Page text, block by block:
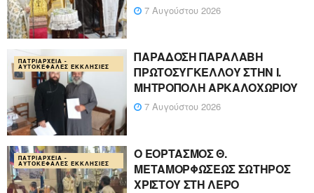
7 Αυγούστου 2026
ΠΑΤΡΙΑΡΧΕΊΑ -
ΑΥΤΟΚΈΦΑΛΕΣ ΕΚΚΛΗΣΊΕΣ
ΠΑΡΑΔΟΣΗ ΠΑΡΑΛΑΒΗ
ΠΡΩΤΟΣΥΓΚΕΛΛΟΥ ΣΤΗΝ Ι.
ΜΗΤΡΟΠΟΛΗ ΑΡΚΑΛΟΧΩΡΙΟΥ
7 Αυγούστου 2026
ΠΑΤΡΙΑΡΧΕΊΑ -
ΑΥΤΟΚΈΦΑΛΕΣ ΕΚΚΛΗΣΊΕΣ
Ο ΕΟΡΤΑΣΜΟΣ Θ.
ΜΕΤΑΜΟΡΦΩΣΕΩΣ ΣΩΤΗΡΟΣ
ΧΡΙΣΤΟΥ ΣΤΗ ΛΕΡΟ